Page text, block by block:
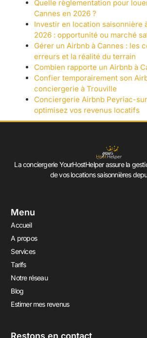
Quelle règlementation pour
Cannes en 2026 ?
Investir en location saisonnière
2026 : opportunité ou marché
Gérer un Airbnb à Cannes : les
erreurs et la réalité du terrain
Combien rapporte un Airbnb à
Confier temporairement son
conciergerie à Trouville
Conciergerie Airbnb Peyriac-
optimisez vos revenus locatifs
La conciergerie YourHostHelper assure la
de vos locations saisonnières
Menu
Accueil
A propos
Services
Tarifs
Notre réseau
Blog
Estimer mes revenus
Restons en contact